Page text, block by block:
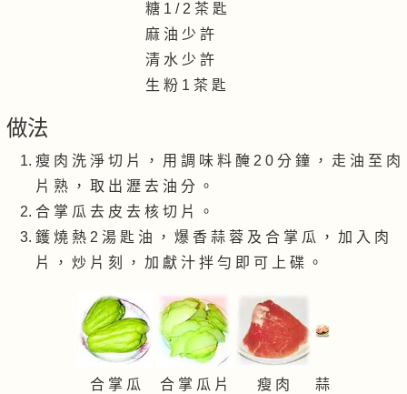
糖 1 / 2 茶 匙
麻 油 少 許
清 水 少 許
生 粉 1 茶 匙
做法
瘦 肉 洗 淨 切 片 ， 用 調 味 料 醃 2 0 分 鐘 ， 走 油 至 肉
片 熟 ， 取 出 瀝 去 油 分 。
合 掌 瓜 去 皮 去 核 切 片 。
鑊 燒 熱 2 湯 匙 油 ， 爆 香 蒜 蓉 及 合 掌 瓜 ， 加 入 肉
片 ， 炒 片 刻 ， 加 獻 汁 拌 勻 即 可 上 碟 。
合 掌 瓜 合 掌 瓜 片 瘦 肉 蒜